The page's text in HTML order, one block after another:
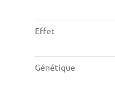
Effet
Génétique